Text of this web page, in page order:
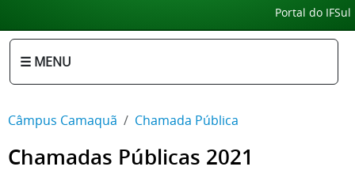
Portal do IFSul
☰ MENU
Câmpus Camaquã Chamada Pública
Chamadas Públicas 2021